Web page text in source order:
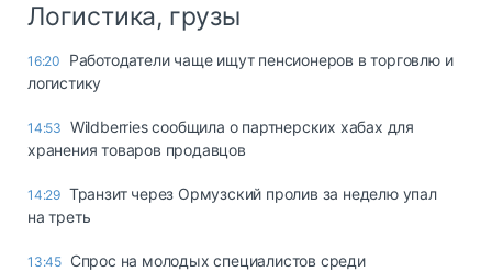
Логистика, грузы
16:20
Работодатели чаще ищут пенсионеров в торговлю и
логистику
14:53 Wildberries сообщила о партнерских хабах для
хранения товаров продавцов
14:29 Транзит через Ормузский пролив за неделю упал
на треть
13:45 Спрос на молодых специалистов среди